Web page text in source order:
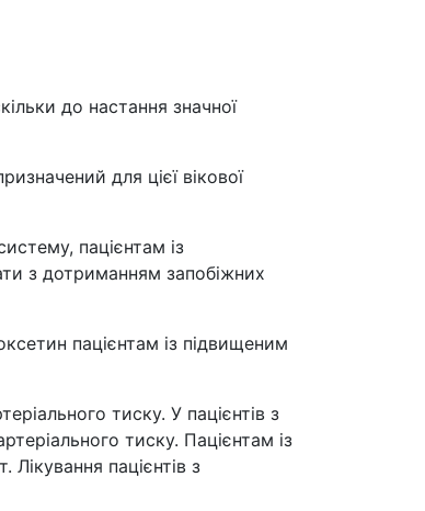
до настання значної
для цієї вікової
пацієнтам із
з дотриманням запобіжних
пацієнтам із підвищеним
тиску. У пацієнтів з
тиску. Пацієнтам із
пацієнтів з